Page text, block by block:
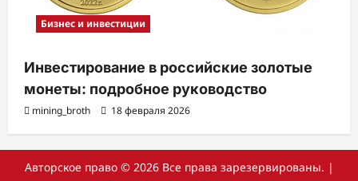
Бизнес и инвестиции
Инвестирование в российские золотые
монеты: подробное руководство
mining_broth 18 февраля 2026
Авторское право © 2026 Все права зарезервированы. |